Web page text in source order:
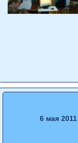
6 мая 2011